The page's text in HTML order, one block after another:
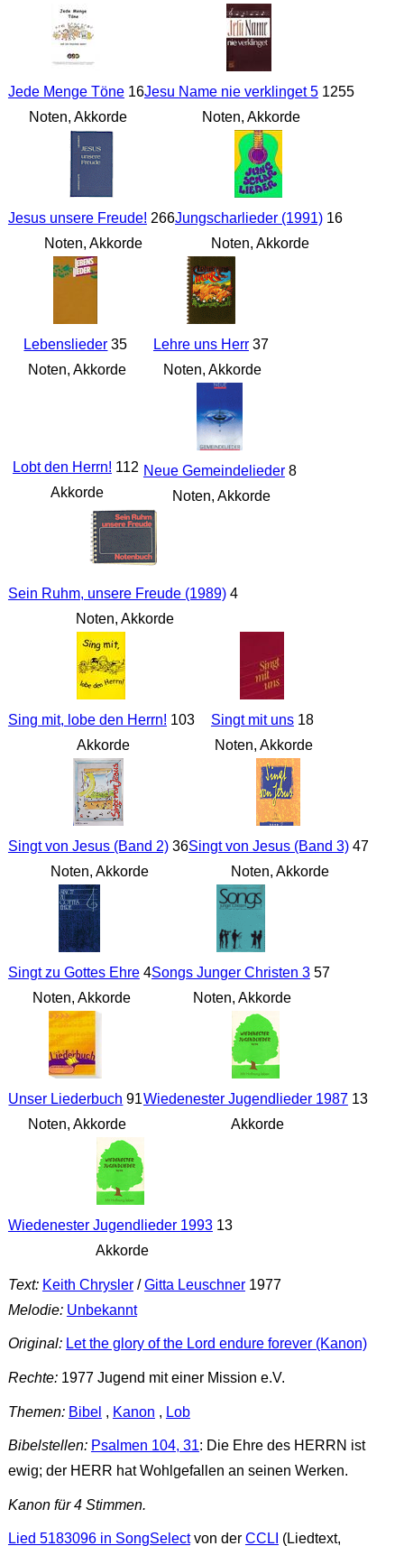
Jede Menge Töne16
Noten, Akkorde
Jesu Name nie verklinget 51255
Noten, Akkorde
Jesus unsere Freude! 266
Noten, Akkorde
Jungscharlieder (1991)16
Noten, Akkorde
Lebenslieder 35
Noten, Akkorde
Lehre uns Herr37
Noten, Akkorde
Lobt den Herrn! 112
Akkorde
Neue Gemeindelieder8
Noten, Akkorde
Sein Ruhm, unsere Freude (1989)4
Noten, Akkorde
Sing mit, lobe den Herrn! 103
Akkorde
Singt mit uns18
Noten, Akkorde
Singt von Jesus (Band 2)36
Noten, Akkorde
Singt von Jesus (Band 3)47
Noten, Akkorde
Singt zu Gottes Ehre4
Noten, Akkorde
Songs Junger Christen 357
Noten, Akkorde
Unser Liederbuch 91
Noten, Akkorde
Wiedenester Jugendlieder 198713
Akkorde
Wiedenester Jugendlieder 199313
Akkorde
Text: Keith Chrysler/Gitta Leuschner1977
Melodie: Unbekannt
Original: Let the glory of the Lord endure forever (Kanon)
Rechte:1977 Jugend mit einer Mission e.V.
Themen: Bibel , Kanon , Lob
Bibelstellen: Psalmen 104, 31: Die Ehre des HERRN ist
ewig; der HERR hat Wohlgefallen an seinen Werken.
Kanon für 4 Stimmen.
Lied 5183096 in SongSelectvon der CCLI (Liedtext,